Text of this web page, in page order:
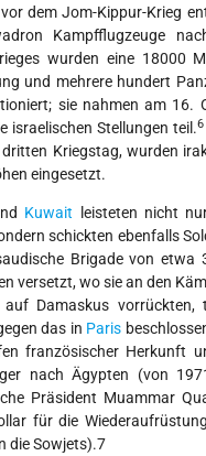
dem Jom-Kippur-Krieg
Kampfflugzeuge
wurden eine 18000
und mehrere hundert
sie nahmen am 16.
israelischen Stellungen teil.6
Kriegstag, wurden
eingesetzt.
Kuwait leisteten nicht
schickten ebenfalls
Brigade von etwa
versetzt, wo sie an den
Damaskus vorrückten,
das in Paris
französischer Herkunft
nach Ägypten (von
Präsident Muammar
für die
die Sowjets).7